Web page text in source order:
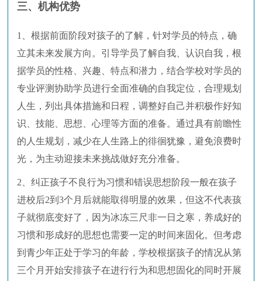
三、机构优势
1、根据前面阶段对孩子的了解，针对学员的特点，确
立其未来发展方向。引导学员了解自我、认识自我，根
据学员的性格、兴趣、特点和潜力，结合学校对学员的
专业评测协助学员进行全面准确的自我定位，合理规划
人生，列出具体措施和日程，调整好自己并积极作好知
识、技能、思想、心理等方面的准备。通过具有前瞻性
的人生规划，减少在人生路上的徘徊犹豫，避免浪费时
光，为主动迎接未来挑战做好充分准备。
2、纠正孩子不良行为习惯和错误思想阶段一般在孩子
进校后2到3个月后就能取得明显的效果，但这不代表孩
子就彻底变好了，因为冰冻三尺非一日之寒，养成好的
习惯和形成好的思想也需要一定的时间来固化。但考虑
到青少年正处于学习的年龄，学校根据孩子的情况从第
三个月开始安排孩子在进行行为和思想固化的同时开展